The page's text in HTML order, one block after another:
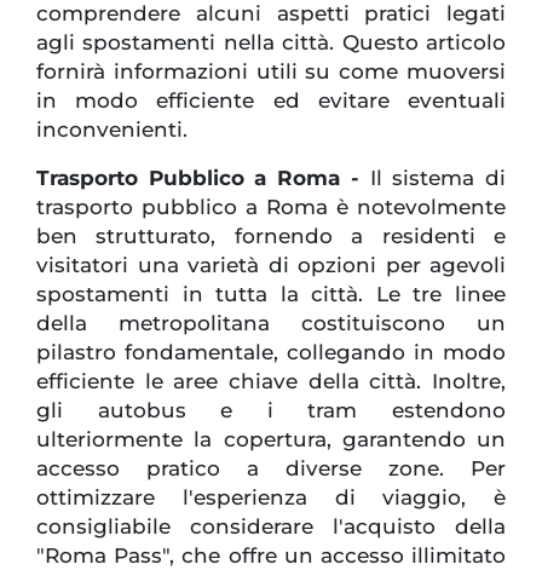
comprendere alcuni aspetti pratici legati
agli spostamenti nella città. Questo articolo
fornirà informazioni utili su come muoversi
in modo efficiente ed evitare eventuali
inconvenienti.
Trasporto Pubblico a Roma - Il sistema di
trasporto pubblico a Roma è notevolmente
ben strutturato, fornendo a residenti e
visitatori una varietà di opzioni per agevoli
spostamenti in tutta la città. Le tre linee
della metropolitana costituiscono un
pilastro fondamentale, collegando in modo
efficiente le aree chiave della città. Inoltre,
gli autobus e i tram estendono
ulteriormente la copertura, garantendo un
accesso pratico a diverse zone. Per
ottimizzare l'esperienza di viaggio, è
consigliabile considerare l'acquisto della
"Roma Pass", che offre un accesso illimitato